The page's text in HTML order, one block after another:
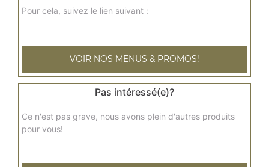
Confiture de lait, pommes, amandes effilées, miel
Pour cela, suivez le lien suivant :
VOIR NOS MENUS & PROMOS!
Pas intéressé(e)?
Ce n'est pas grave, nous avons plein d'autres produits
pour vous!